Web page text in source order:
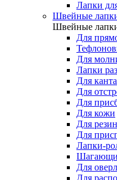
Лапки
Швейные
Швейные
Для
Для
Лапки
Для канта
Для
Для
Для кожи
Для
Для
Лапки-
Для
Для